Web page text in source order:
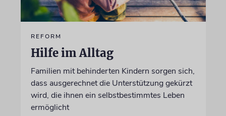
REFORM
Hilfe im Alltag
Familien mit behinderten Kindern sorgen sich,
dass ausgerechnet die Unterstützung gekürzt
wird, die ihnen ein selbstbestimmtes Leben
ermöglicht